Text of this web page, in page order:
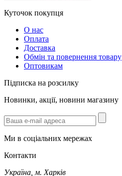
Куточок покупця
О нас
Оплата
Доставка
Обмін та повернення товару
Оптовикам
Підписка на розсилку
Новинки, акції, новини магазину
Ми в соціальних мережах
Контакти
Україна, м. Харків